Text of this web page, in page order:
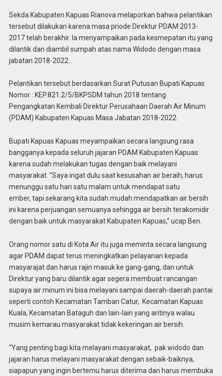
Sekda Kabupaten Kapuas Rianova melaporkan bahwa pelantikan
tersebut dilakukan karena masa priode Direktur PDAM 2013-
2017 telah berakhir. Ia menyampaikan pada kesmepatan itu yang
dilantik dan diambil sumpah atas nama Widodo dengan masa
jabatan 2018-2022.
Pelantikan tersebut berdasarkan Surat Putusan Bupati Kapuas
Nomor : KEP.821.2/5/BKPSDM tahun 2018 tentang
Pengangkatan Kembali Direktur Perusahaan Daerah Air Minum
(PDAM) Kabupaten Kapuas Masa Jabatan 2018-2022.
Bupati Kapuas Kapuas meyampaikan secara langsung rasa
bangganya kepada seluruh jajaran PDAM Kabupaten Kapuas
karena sudah melakukan tugas dengan baik melayani
masyarakat. “Saya ingat dulu saat kesusahan air beraih, harus
menunggu satu hari satu malam untuk mendapat satu
ember, tapi sekarang kita sudah mudah mendapatkan air bersih
ini karena perjuangan semuanya sehingga air bersih terakomidir
dengan baik untuk masyarakat Kabupaten Kapuas,” ucap Ben.
Orang nomor satu di Kota Air itu juga meminta secara langsung
agar PDAM dapat terus meningkatkan pelayanan kepada
masyarajat dan harus rajin masuk ke gang-gang, dan untuk
Direktur yang baru dilantik agar segera membuat rancangan
supaya air minum ini bisa melayani sampai daerah-daerah pantai
seperti contoh Kecamatan Tamban Catur, Kecamatan Kapuas
Kuala, Kecamatan Bataguh dan lain-lain yang aritinya walau
musim kemarau masyarakat tidak kekeringan air bersih.
“Yang penting bagi kita melayani masyarakat, pak widodo dan
jajaran harus melayani masyarakat dengan sebaik-baiknya,
siapapun yang ingin bertemu harus diterima dan harus membuka